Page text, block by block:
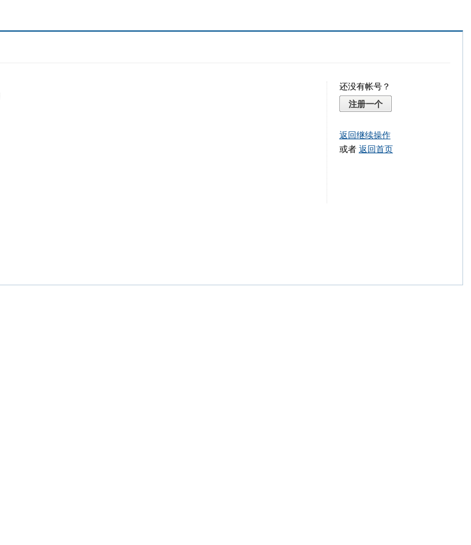
还没有帐号？
注册一个
返回继续操作
或者 返回首页